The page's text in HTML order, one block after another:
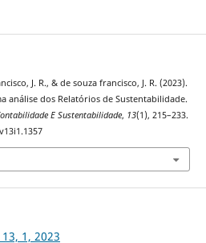
J. R., & de souza francisco, J. R. (2023).
análise dos Relatórios de Sustentabilidade.
E Sustentabilidade, 13(1), 215–233.
1, 2023